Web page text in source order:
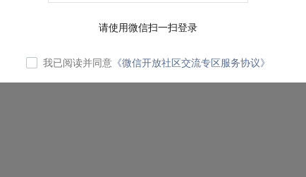
请使用微信扫一扫登录
我已阅读并同意 《微信开放社区交流专区服务协议》